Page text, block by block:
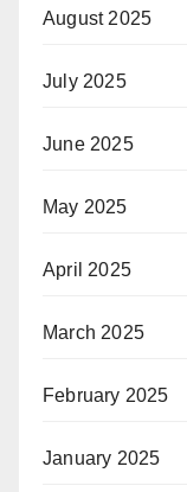
August 2025
July 2025
June 2025
May 2025
April 2025
March 2025
February 2025
January 2025